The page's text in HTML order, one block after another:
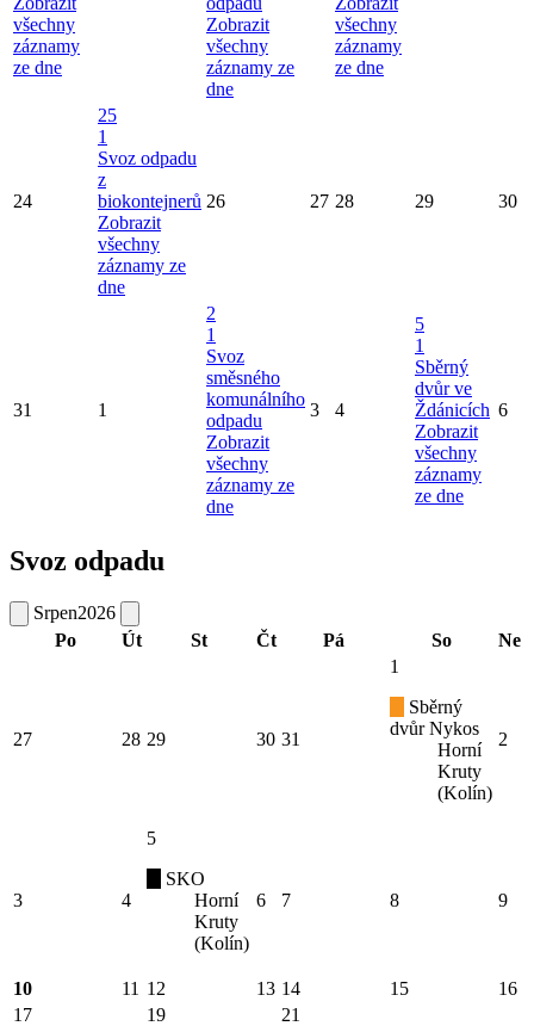
všechny
záznamy
ze dne
Zobrazit
všechny
záznamy ze
dne
všechny
záznamy
ze dne
24
25
1
Svoz odpadu
z
biokontejnerů
Zobrazit
všechny
záznamy ze
dne
26 27 28 29 30
31 1
2
1
Svoz
směsného
komunálního
odpadu
Zobrazit
všechny
záznamy ze
dne
3 4
5
1
Sběrný
dvůr ve
Ždánicích
Zobrazit
všechny
záznamy
ze dne
6
Svoz odpadu
Srpen2026
Po
Út St Čt Pá So Ne
27 28 29 30 31
1
Sběrný
dvůr Nykos
Horní
Kruty
(Kolín)
2
3 4
5
SKO
Horní
Kruty
(Kolín)
6 7 8 9
10 11 12 13 14 15
16
17
19
21